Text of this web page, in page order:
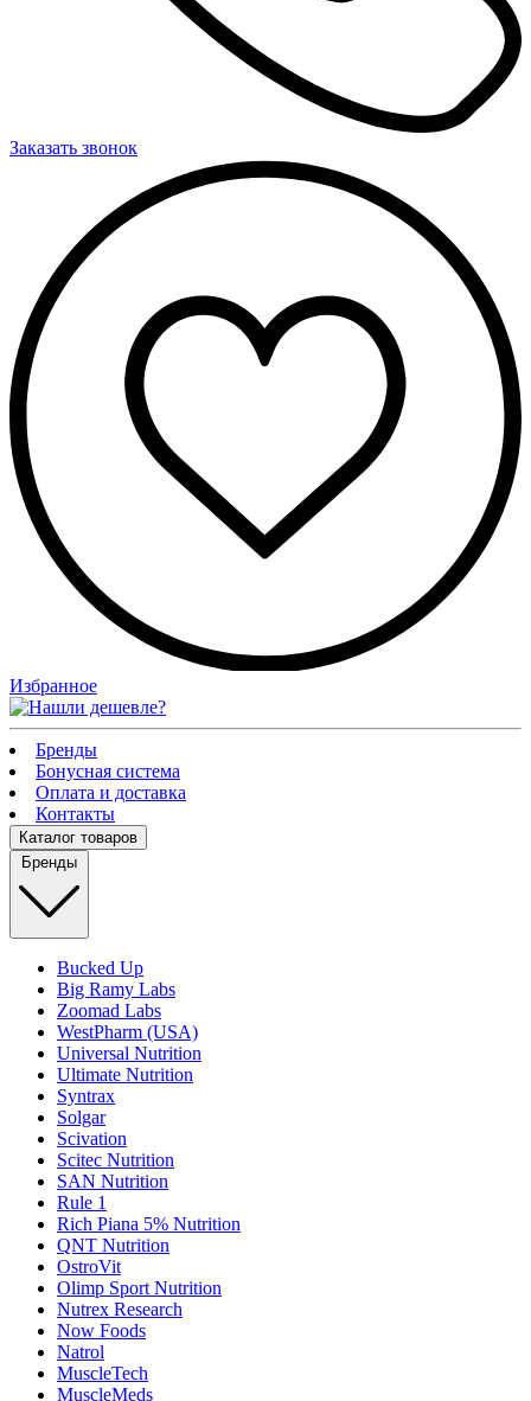
Заказать звонок
Избранное
Бренды
Бонусная система
Оплата и доставка
Контакты
Каталог товаров
Бренды
Bucked Up
Big Ramy Labs
Zoomad Labs
WestPharm (USA)
Universal Nutrition
Ultimate Nutrition
Syntrax
Solgar
Scivation
Scitec Nutrition
SAN Nutrition
Rule 1
Rich Piana 5% Nutrition
QNT Nutrition
OstroVit
Olimp Sport Nutrition
Nutrex Research
Now Foods
Natrol
MuscleTech
MuscleMeds